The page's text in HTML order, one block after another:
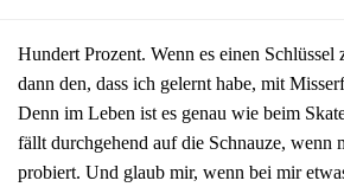
Hundert Prozent. Wenn es einen
dann den, dass ich gelernt habe, mit
Denn im Leben ist es genau wie beim
fällt durchgehend auf die Schnauze, wenn
probiert. Und glaub mir, wenn bei mir